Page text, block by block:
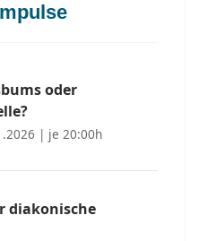
oder
| je 20:00h
diakonische